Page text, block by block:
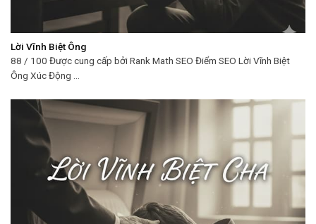
Lời Vĩnh Biệt Ông
88 / 100 Được cung cấp bởi Rank Math SEO Điểm SEO Lời Vĩnh Biệt
Ông Xúc Động ...